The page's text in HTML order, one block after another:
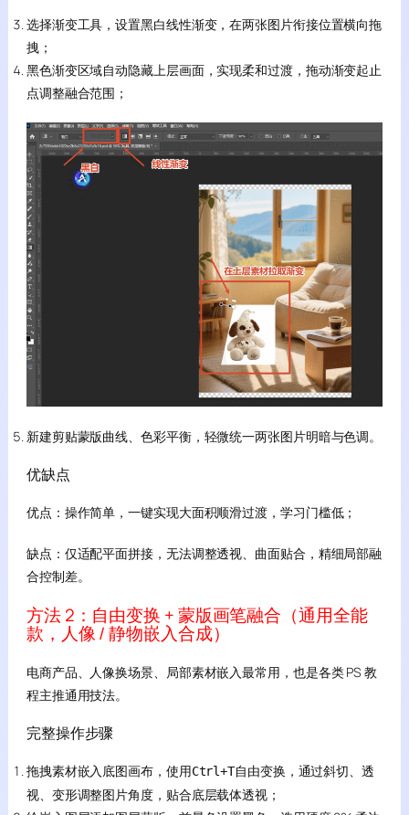
选择渐变工具，设置黑白线性渐变，在两张图片衔接位置横向拖
拽；
黑色渐变区域自动隐藏上层画面，实现柔和过渡，拖动渐变起止
点调整融合范围；
新建剪贴蒙版曲线、色彩平衡，轻微统一两张图片明暗与色调。
优缺点
优点：操作简单，一键实现大面积顺滑过渡，学习门槛低；
缺点：仅适配平面拼接，无法调整透视、曲面贴合，精细局部融
合控制差。
方法 2：自由变换 + 蒙版画笔融合（通用全能
款，人像 / 静物嵌入合成）
电商产品、人像换场景、局部素材嵌入最常用，也是各类 PS 教
程主推通用技法。
完整操作步骤
拖拽素材嵌入底图画布，使用Ctrl+T自由变换，通过斜切、透
视、变形调整图片角度，贴合底层载体透视；